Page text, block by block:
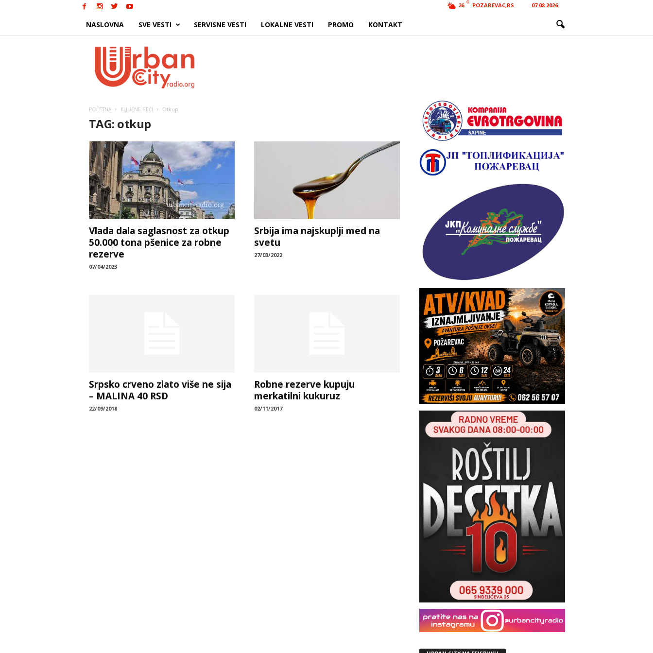
36
C POZAREVAC,RS 07.08.2026.
NASLOVNA SVE VESTI SERVISNE VESTI LOKALNE VESTI PROMO KONTAKT
POČETNA KLJUČNE REČI Otkup
TAG: otkup
Vlada dala saglasnost za otkup
50.000 tona pšenice za robne
rezerve
07/04/2023
Srbija ima najskuplji med na
svetu
27/03/2022
Srpsko crveno zlato više ne sija
– MALINA 40 RSD
22/09/2018
Robne rezerve kupuju
merkatilni kukuruz
02/11/2017